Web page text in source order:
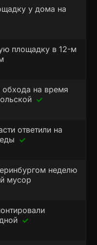
у дома на
площадку в 12-м
обхода на время
ответили на
неделю
мусор